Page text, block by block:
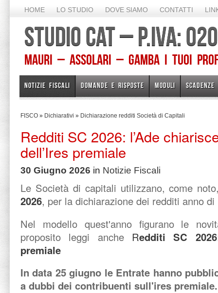
HOME LO STUDIO DOVE SIAMO CONTATTI
STUDIO CAT – P.IVA:
Mauri – Assolari – Gamba I TUOI
NOTIZIE FISCALI DOMANDE E RISPOSTE MODULI SCADENZE
FISCO » Dichiarativi » Dichiarazione redditi Società di Capitali
Redditi SC 2026: l’Ade
dell’Ires premiale
30 Giugno 2026 in Notizie Fiscali
Le Società di capitali utilizzano, come
2026, per la dichiarazione dei redditi anno
Nel modello quest'anno figurano le
proposito leggi anche Redditi SC
premiale
In data 25 giugno le Entrate hanno
a dubbi dei contribuenti sull'ires premiale.